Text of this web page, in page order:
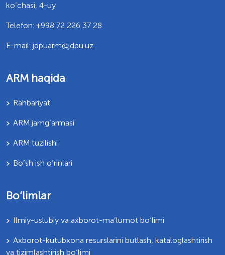
ko’chasi, 4-uy.
Telefon: +998 72 226 37 28
E-mail: jdpuarm@jdpu.uz
ARM haqida
Rahbariyat
ARM jamg’armasi
ARM tuzilishi
Bo’sh ish o’rinlari
Bo‘limlar
Ilmiy-uslubiy va axborot-ma’lumot bo‘limi
Axborot-kutubxona resurslarini butlash, kataloglashtirish
va tizimlashtirish bo‘limi